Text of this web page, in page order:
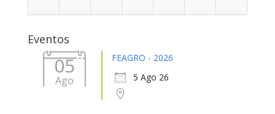
Eventos
05
Ago
FEAGRO - 2026
5 Ago 26